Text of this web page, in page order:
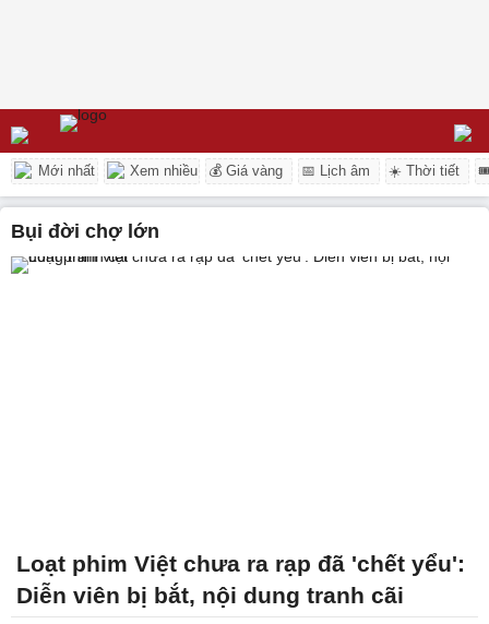
Mới nhất Xem nhiều 💰 Giá vàng 📅 Lịch âm ☀️ Thời tiết
bụi đời chợ lớn
Loạt phim Việt chưa ra rạp đã 'chết yểu':
Diễn viên bị bắt, nội dung tranh cãi